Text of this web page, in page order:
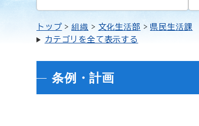
トップ 組織 文化生活部
県民生活課
カテゴリを全て表示する
条例・計画